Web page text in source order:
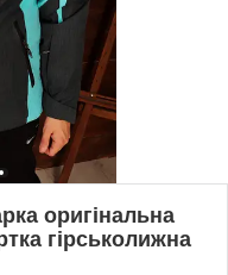
оригінальна
гірськолижна